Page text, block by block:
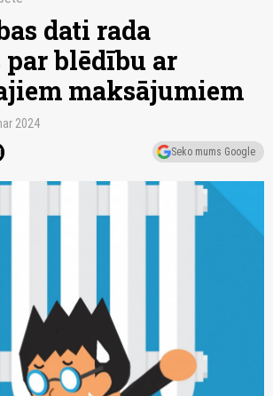
dati rada
par blēdību ar
maksājumiem
2024
Seko mums Google